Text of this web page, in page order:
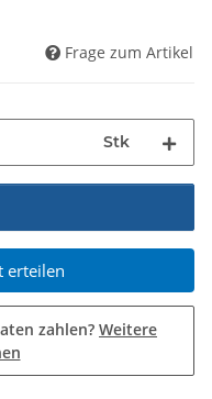
Frage zum Artikel
Stk
erteilen
zahlen? Weitere